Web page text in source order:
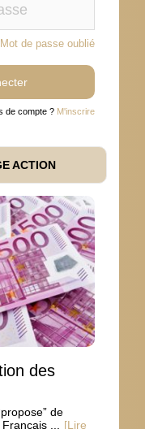
:
Mot de passe oublié
de compte ? M'inscrire
ACTION
des
de
...
[Lire